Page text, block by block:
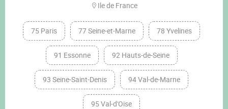
Ile de France
75 Paris 77 Seine-et-Marne 78 Yvelines
91 Essonne 92 Hauts-de-Seine
93 Seine-Saint-Denis 94 Val-de-Marne
95 Val-d'Oise